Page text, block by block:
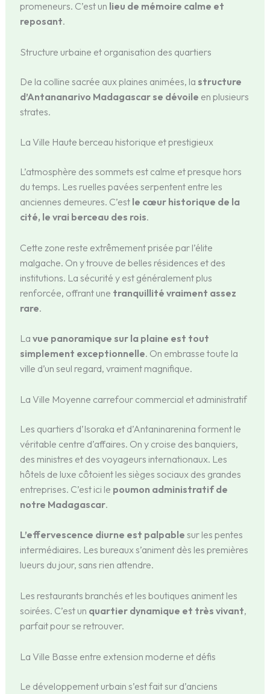
promeneurs. C’est un lieu de mémoire calme et
reposant.
Structure urbaine et organisation des quartiers
De la colline sacrée aux plaines animées, la structure
d’Antananarivo Madagascar se dévoile en plusieurs
strates.
La Ville Haute berceau historique et prestigieux
L’atmosphère des sommets est calme et presque hors
du temps. Les ruelles pavées serpentent entre les
anciennes demeures. C’est le cœur historique de la
cité, le vrai berceau des rois.
Cette zone reste extrêmement prisée par l’élite
malgache. On y trouve de belles résidences et des
institutions. La sécurité y est généralement plus
renforcée, offrant une tranquillité vraiment assez
rare.
La vue panoramique sur la plaine est tout
simplement exceptionnelle. On embrasse toute la
ville d’un seul regard, vraiment magnifique.
La Ville Moyenne carrefour commercial et administratif
Les quartiers d’Isoraka et d’Antaninarenina forment le
véritable centre d’affaires. On y croise des banquiers,
des ministres et des voyageurs internationaux. Les
hôtels de luxe côtoient les sièges sociaux des grandes
entreprises. C’est ici le poumon administratif de
notre Madagascar.
L’effervescence diurne est palpable sur les pentes
intermédiaires. Les bureaux s’animent dès les premières
lueurs du jour, sans rien attendre.
Les restaurants branchés et les boutiques animent les
soirées. C’est un quartier dynamique et très vivant,
parfait pour se retrouver.
La Ville Basse entre extension moderne et défis
Le développement urbain s’est fait sur d’anciens